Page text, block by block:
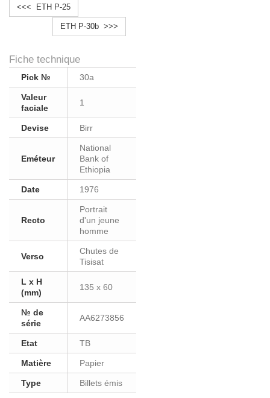
<<< ETH P-25
ETH P-30b >>>
Fiche technique
Pick № 30a
Valeur
faciale
1
Devise Birr
Eméteur
National
Bank of
Ethiopia
Date 1976
Recto
Portrait
d'un jeune
homme
Verso
Chutes de
Tisisat
L x H
(mm)
135 x 60
№ de
série
AA6273856
Etat TB
Matière Papier
Type Billets émis